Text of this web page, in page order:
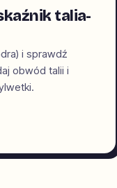
talia-
i sprawdź
obwód talii i